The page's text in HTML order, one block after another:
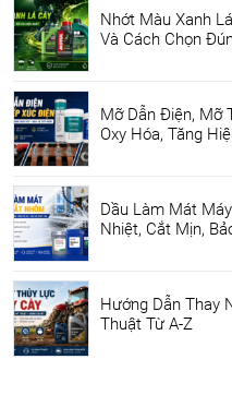
Nhớt Màu Xanh
Và Cách Chọn
Mỡ Dẫn Điện, Mỡ
Oxy Hóa, Tăng
Dầu Làm Mát
Nhiệt, Cắt Mịn,
Hướng Dẫn Thay
Thuật Từ A-Z